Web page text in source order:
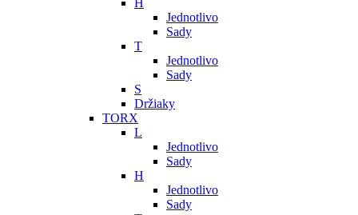
H
Jednotlivo
Sady
T
Jednotlivo
Sady
S
Držiaky
TORX
L
Jednotlivo
Sady
H
Jednotlivo
Sady